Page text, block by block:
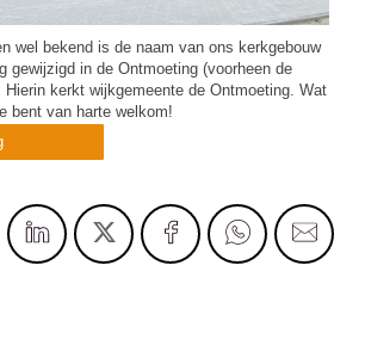
wel bekend is de naam van ons kerkgebouw
gewijzigd in de Ontmoeting (voorheen de
Hierin kerkt wijkgemeente de Ontmoeting. Wat
bent van harte welkom!